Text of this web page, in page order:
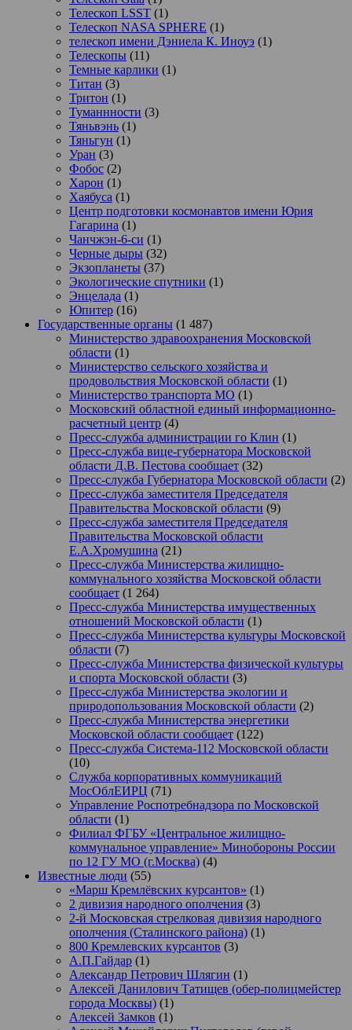
Телескоп LSST (1)
Телескоп NASA SPHERE (1)
телескоп имени Дэниела К. Иноуэ (1)
Телескопы (11)
Темные карлики (1)
Титан (3)
Тритон (1)
Туманнности (3)
Тяньвэнь (1)
Тяньгун (1)
Уран (3)
Фобос (2)
Харон (1)
Хаябуса (1)
Центр подготовки космонавтов имени Юрия
Гагарина (1)
Чанчжэн-6-си (1)
Черные дыры (32)
Экзопланеты (37)
Экологические спутники (1)
Энцелада (1)
Юпитер (16)
Государственные органы (1 487)
Министерство здравоохранения Московской
области (1)
Министерство сельского хозяйства и
продовольствия Московской области (1)
Министерство транспорта МО (1)
Московский областной единый информационно-
расчетный центр (4)
Пресс-служба администрации го Клин (1)
Пресс-служба вице-губернатора Московской
области Д.В. Пестова сообщает (32)
Пресс-служба Губернатора Московской области (2)
Пресс-служба заместителя Председателя
Правительства Московской области (9)
Пресс-служба заместителя Председателя
Правительства Московской области
Е.А.Хромушина (21)
Пресс-служба Министерства жилищно-
коммунального хозяйства Московской области
сообщает (1 264)
Пресс-служба Министерства имущественных
отношений Московской области (1)
Пресс-служба Министерства культуры Московской
области (7)
Пресс-служба Министерства физической культуры
и спорта Московской области (3)
Пресс-служба Министерства экологии и
природопользования Московской области (2)
Пресс-служба Министерства энергетики
Московской области сообщает (122)
Пресс-служба Система-112 Московской области
(10)
Служба корпоративных коммуникаций
МосОблЕИРЦ (71)
Управление Роспотребнадзора по Московской
области (1)
Филиал ФГБУ «Центральное жилищно-
коммунальное управление» Минобороны России
по 12 ГУ МО (г.Москва) (4)
Известные люди (55)
«Марш Кремлёвских курсантов» (1)
2 дивизия народного ополчения (3)
2-й Московская стрелковая дивизия народного
ополчения (Сталинского района) (1)
800 Кремлевских курсантов (3)
А.П.Гайдар (1)
Александр Петрович Шлягин (1)
Алексей Данилович Татищев (обер-полицмейстер
города Москвы) (1)
Алексей Замков (1)